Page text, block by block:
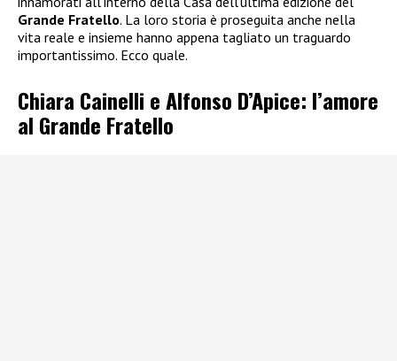
Grande Fratello. La loro storia è proseguita anche nella
vita reale e insieme hanno appena tagliato un traguardo
importantissimo. Ecco quale.
Chiara Cainelli e Alfonso D’Apice: l’amore
al Grande Fratello